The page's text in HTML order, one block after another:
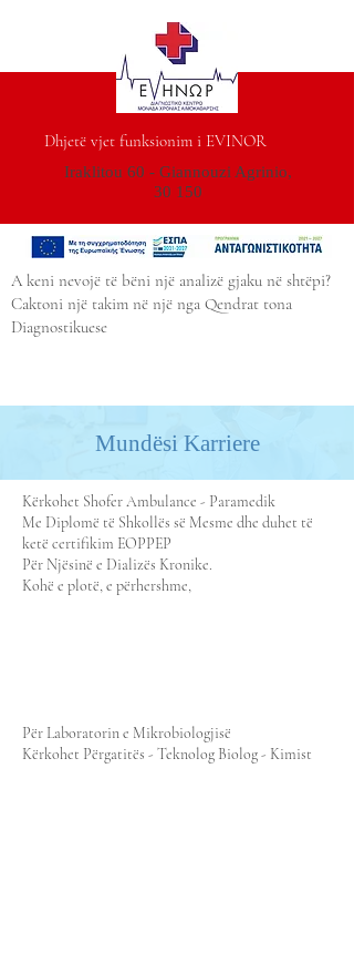
Dhjetë vjet funksionim i EVINOR
Iraklitou 60 - Giannouzi Agrinio,
30 150
A keni nevojë të bëni një analizë gjaku në shtëpi?
Caktoni një takim në një nga Qendrat tona
Diagnostikuese
Mundësi Karriere
Kërkohet Shofer Ambulance - Paramedik
Me Diplomë të Shkollës së Mesme dhe duhet të
ketë certifikim EOPPEP
Për Njësinë e Dializës Kronike.
Kohë e plotë, e përhershme,
Për Laboratorin e Mikrobiologjisë
Kërkohet Përgatitës - Teknolog Biolog - Kimist